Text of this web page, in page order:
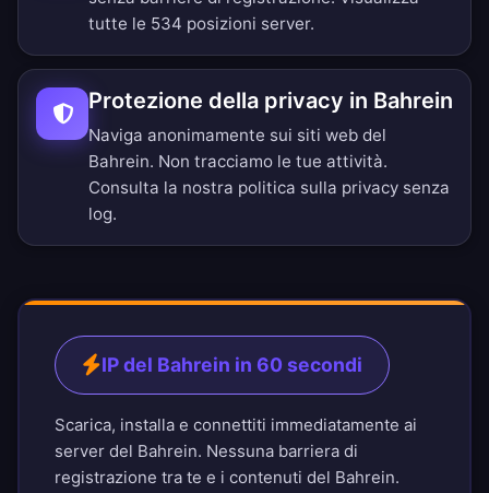
tutte le 534 posizioni server.
Protezione della privacy in Bahrein
Naviga anonimamente sui siti web del
Bahrein. Non tracciamo le tue attività.
Consulta la nostra politica sulla privacy senza
log.
IP del Bahrein in 60 secondi
Scarica, installa e connettiti immediatamente ai
server del Bahrein. Nessuna barriera di
registrazione tra te e i contenuti del Bahrein.